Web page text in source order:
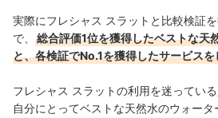
実際にフレシャス スラットと比較検証
で、
総合評価1位を獲得したベストな天
と、各検証でNo.1を獲得したサービス
フレシャス スラットの利用を迷ってい
自分にとってベストな天然水のウォー